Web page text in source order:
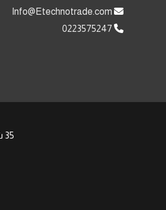
0223575247
35 شارع افريقيا امتداد مصطفى النحاس مدينة نصر , | Phone: +201008511058 +201091917752 | Email: Sales@Etechnotrade.com